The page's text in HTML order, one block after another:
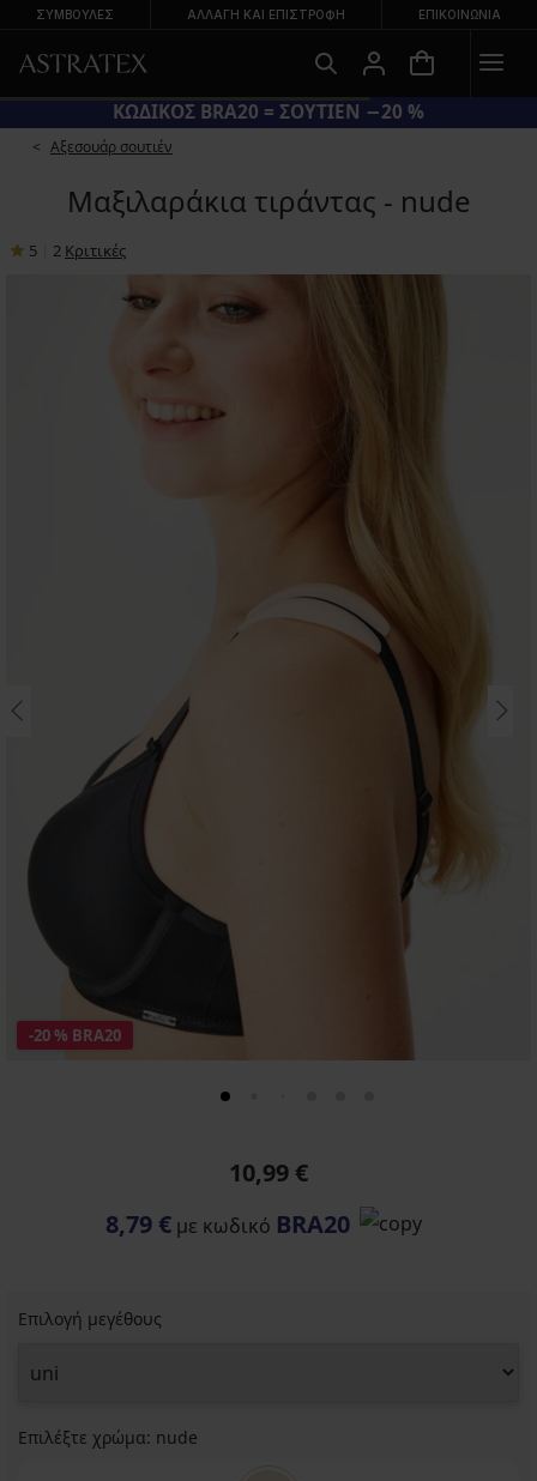
ΣΥΜΒΟΥΛΕΣ ΑΛΛΑΓΉ ΚΑΙ ΕΠΙΣΤΡΟΦΉ ΕΠΙΚΟΙΝΩΝΊΑ
ΚΩΔΙΚΟΣ BRA20 = ΣΟΥΤΙΕΝ −20 %
Αξεσουάρ σουτιέν
Μαξιλαράκια τιράντας - nude
5 2 Κριτικές
-20 % BRA20
10,99 €
8,79 € με κωδικό BRA20
Επιλογή μεγέθους
Επιλέξτε χρώμα: nude